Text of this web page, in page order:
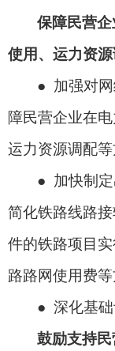
保障民营
使用、运力资
● 加强对
障民营企业在
运力资源调配等
● 加快制
简化铁路线路
件的铁路项目
路路网使用费等
● 深化基础
鼓励支持